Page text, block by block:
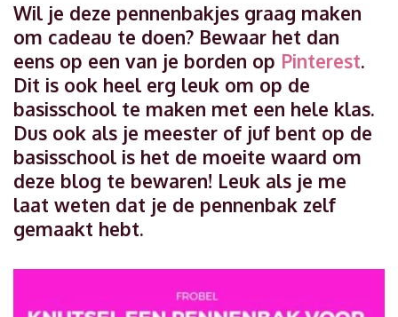
Wil je deze pennenbakjes graag maken
om cadeau te doen? Bewaar het dan
eens op een van je borden op Pinterest.
Dit is ook heel erg leuk om op de
basisschool te maken met een hele klas.
Dus ook als je meester of juf bent op de
basisschool is het de moeite waard om
deze blog te bewaren! Leuk als je me
laat weten dat je de pennenbak zelf
gemaakt hebt.